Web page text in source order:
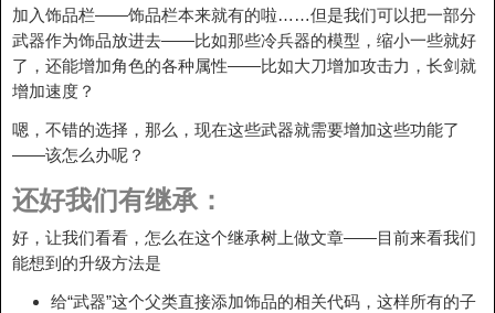
加入饰品栏——饰品栏本来就有的啦……但是我们可以把一部分
武器作为饰品放进去——比如那些冷兵器的模型，缩小一些就好
了，还能增加角色的各种属性——比如大刀增加攻击力，长剑就
增加速度？
嗯，不错的选择，那么，现在这些武器就需要增加这些功能了
——该怎么办呢？
还好我们有继承：
好，让我们看看，怎么在这个继承树上做文章——目前来看我们
能想到的升级方法是
给“武器”这个父类直接添加饰品的相关代码，这样所有的子